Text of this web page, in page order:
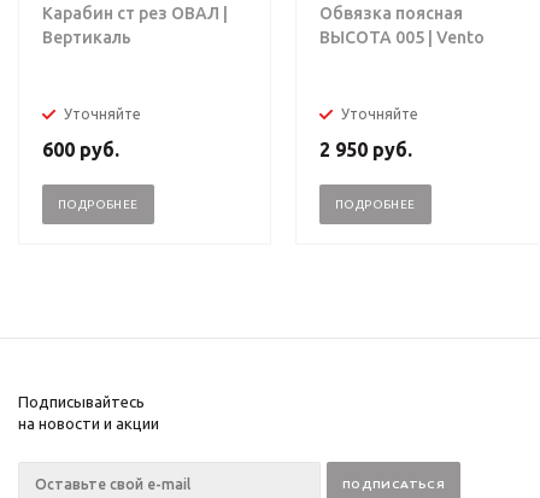
Карабин ст рез ОВАЛ |
Вертикаль
Уточняйте
600 руб.
ПОДРОБНЕЕ
Обвязка поясная
ВЫСОТА 005 | Vento
Уточняйте
2 950 руб.
ПОДРОБНЕЕ
Подписывайтесь
на новости и акции